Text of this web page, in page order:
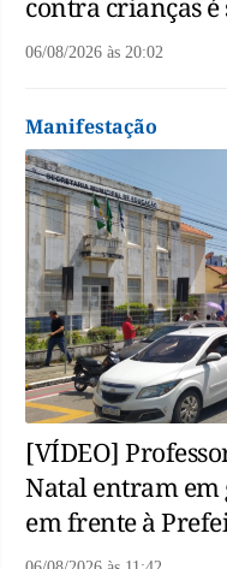
contra crianças
06/08/2026 às 20:02
Manifestação
[VÍDEO]
Natal entram em
em frente à